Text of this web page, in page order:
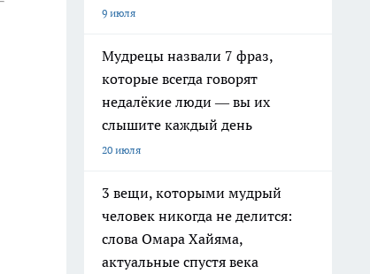
9 июля
Мудрецы назвали 7 фраз,
которые всегда говорят
недалёкие люди — вы их
слышите каждый день
20 июля
3 вещи, которыми мудрый
человек никогда не делится:
слова Омара Хайяма,
актуальные спустя века